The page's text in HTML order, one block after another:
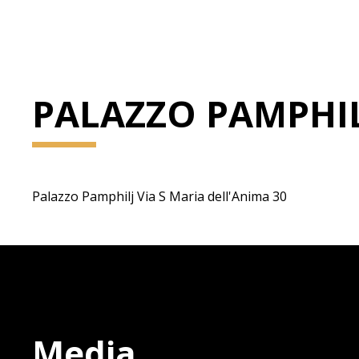
PALAZZO
Palazzo Pamphilj Via S Maria dell'Anima 30